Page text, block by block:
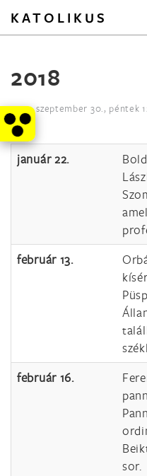
KATOLIKUS
2018
2022. szeptember 30., péntek
január 22.
február 13.
február 16.
sor.